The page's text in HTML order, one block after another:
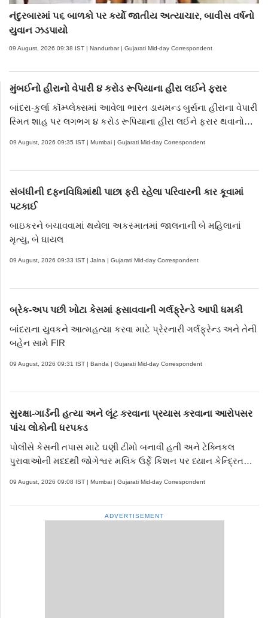
નંદુરબારમાં ૫૬ બાળકો પર કર્યો જાતીય અત્યાચાર, બાવીસ વર્ષનો
યુવાન ઝડપાયો
09 August, 2026 09:38 IST | Nandurbar | Gujarati Mid-day Correspondent
મુંબઈનો હીરાનો વેપારી ૪ કરોડ રૂપિયાના હીરા લઈને ફરાર
બાંદરા-કુર્લા કૉમ્પ્લેક્સમાં આવેલા ભારત ડાયમન્ડ બુર્સના હીરાના વેપારી
સ્મિત શાહ પર લગભગ ૪ કરોડ રૂપિયાના હીરા લઈને ફરાર થવાનો
09 August, 2026 09:35 IST | Mumbai | Gujarati Mid-day Correspondent
સંબંધીની દફનવિધિમાંથી પાછા ફરી રહેલા પરિવારની કાર કૂવામાં
પટકાઈ
બાઇકરને બચાવવામાં થયેલા અકસ્માતમાં જાલનાની બે મહિલાનાં
મૃત્યુ, બે ઘાયલ
09 August, 2026 09:33 IST | Jalna | Gujarati Mid-day Correspondent
બ્રેક-અપ પછી ખોટા કેસમાં ફસાવવાની ગર્લફ્રેન્ડે આપી ધમકી
બાંદરાના યુવકને આત્મહત્યા કરવા માટે પ્રેરનારી ગર્લફ્રેન્ડ અને તેની
બહેન સામે FIR
09 August, 2026 09:31 IST | Banda | Gujarati Mid-day Correspondent
સુરક્ષા-ગાર્ડની હત્યા અને લૂંટ કરવાના પ્રયાસ કરવાના આરોપસર
પાંચ લોકોની ધરપકડ
પોલીસે કેસની તપાસ માટે ઘણી ટીમો બનાવી હતી અને ટેક્નિકલ
પુરાવાઓની મદદથી જોગેશ્વર મલિક ઉર્ફે કિશન પર ધ્યાન કેન્દ્રિત
09 August, 2026 09:08 IST | Mumbai | Gujarati Mid-day Correspondent
ADVERTISEMENT